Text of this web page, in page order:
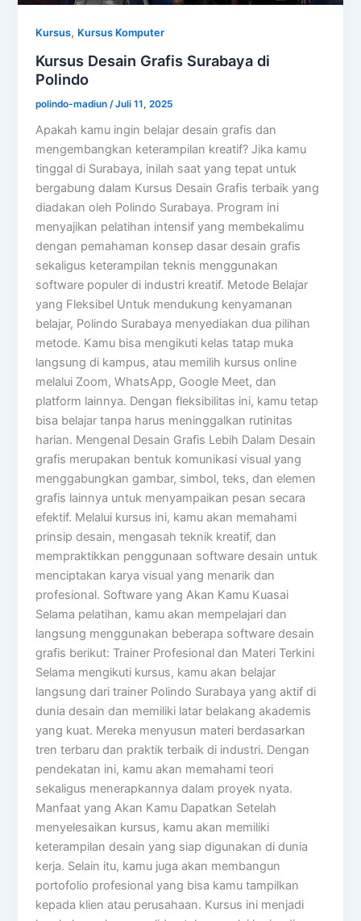
Kursus, Kursus Komputer
Kursus Desain Grafis Surabaya di
Polindo
polindo-madiun /Juli 11, 2025
Apakah kamu ingin belajar desain grafis dan
mengembangkan keterampilan kreatif? Jika kamu
tinggal di Surabaya, inilah saat yang tepat untuk
bergabung dalam Kursus Desain Grafis terbaik yang
diadakan oleh Polindo Surabaya. Program ini
menyajikan pelatihan intensif yang membekalimu
dengan pemahaman konsep dasar desain grafis
sekaligus keterampilan teknis menggunakan
software populer di industri kreatif. Metode Belajar
yang Fleksibel Untuk mendukung kenyamanan
belajar, Polindo Surabaya menyediakan dua pilihan
metode. Kamu bisa mengikuti kelas tatap muka
langsung di kampus, atau memilih kursus online
melalui Zoom, WhatsApp, Google Meet, dan
platform lainnya. Dengan fleksibilitas ini, kamu tetap
bisa belajar tanpa harus meninggalkan rutinitas
harian. Mengenal Desain Grafis Lebih Dalam Desain
grafis merupakan bentuk komunikasi visual yang
menggabungkan gambar, simbol, teks, dan elemen
grafis lainnya untuk menyampaikan pesan secara
efektif. Melalui kursus ini, kamu akan memahami
prinsip desain, mengasah teknik kreatif, dan
mempraktikkan penggunaan software desain untuk
menciptakan karya visual yang menarik dan
profesional. Software yang Akan Kamu Kuasai
Selama pelatihan, kamu akan mempelajari dan
langsung menggunakan beberapa software desain
grafis berikut: Trainer Profesional dan Materi Terkini
Selama mengikuti kursus, kamu akan belajar
langsung dari trainer Polindo Surabaya yang aktif di
dunia desain dan memiliki latar belakang akademis
yang kuat. Mereka menyusun materi berdasarkan
tren terbaru dan praktik terbaik di industri. Dengan
pendekatan ini, kamu akan memahami teori
sekaligus menerapkannya dalam proyek nyata.
Manfaat yang Akan Kamu Dapatkan Setelah
menyelesaikan kursus, kamu akan memiliki
keterampilan desain yang siap digunakan di dunia
kerja. Selain itu, kamu juga akan membangun
portofolio profesional yang bisa kamu tampilkan
kepada klien atau perusahaan. Kursus ini menjadi